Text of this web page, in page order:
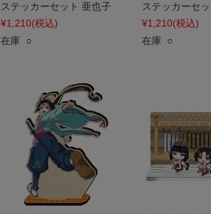
ステッカーセット 亜也子
¥1,210(税込)
在庫 ○
ステッカーセ
¥1,210(税込)
在庫 ○